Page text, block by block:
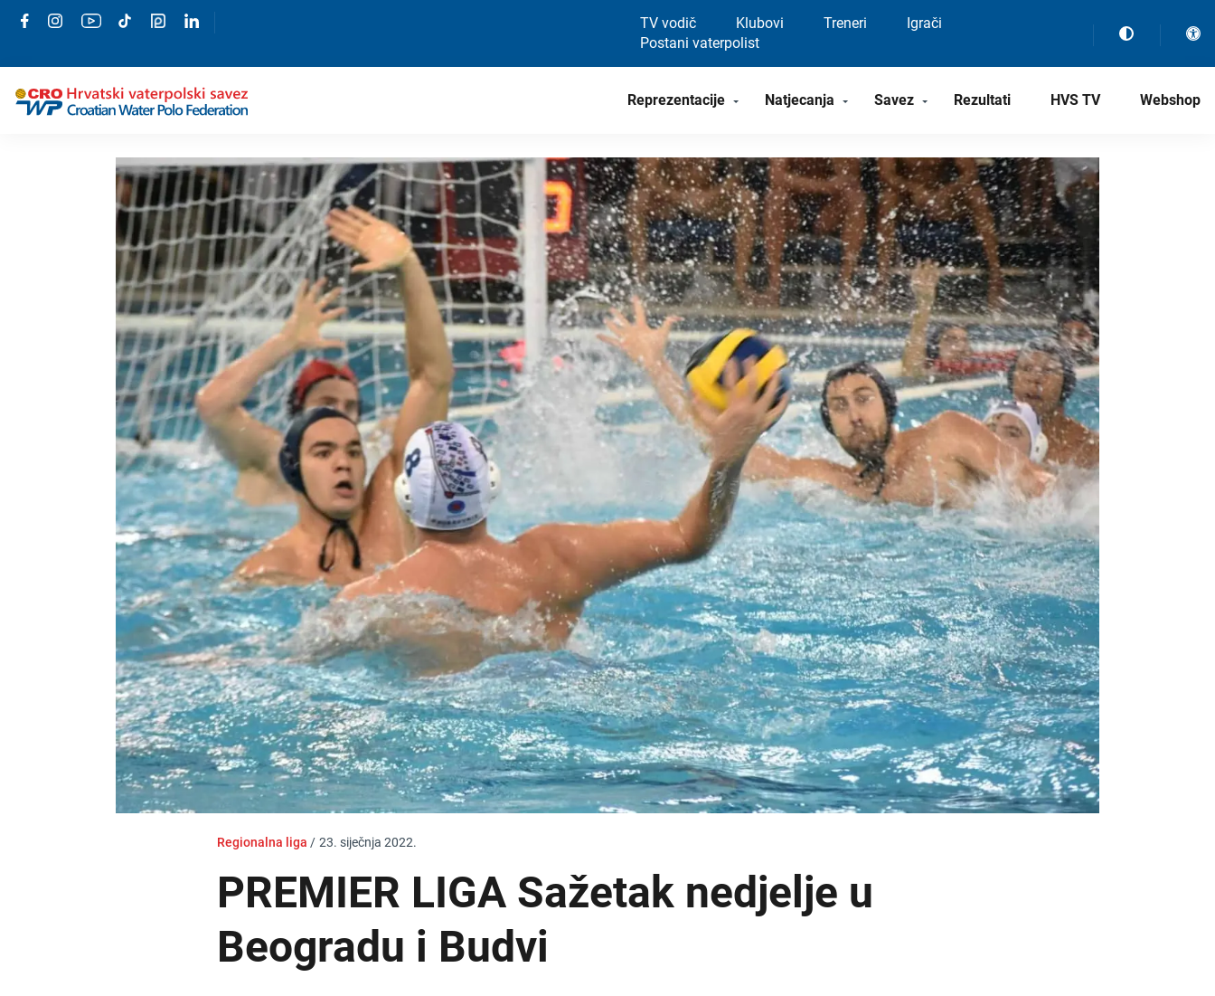
TV vodič Klubovi Treneri
Igrači
Postani vaterpolist
Reprezentacije Natjecanja Savez Rezultati HVS TV Webshop
Regionalna liga / 23. siječnja 2022.
PREMIER LIGA Sažetak nedjelje u
Beogradu i Budvi